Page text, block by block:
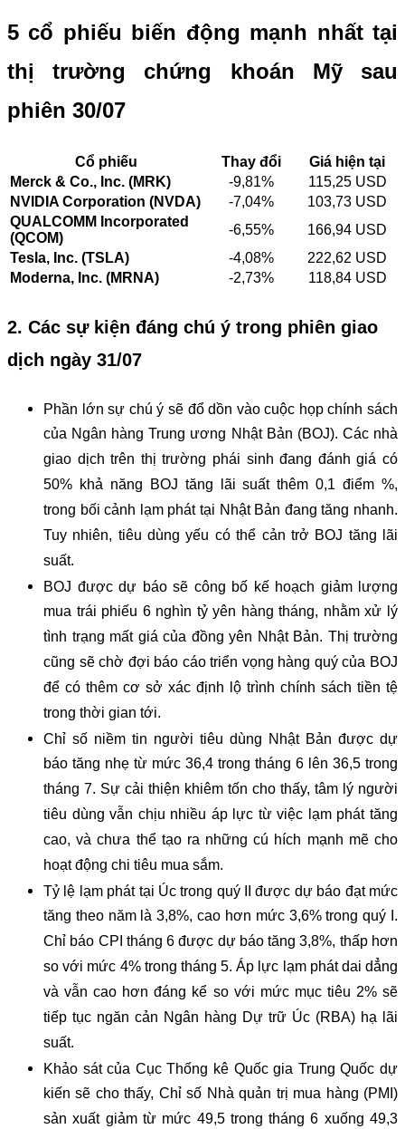
5 cổ phiếu biến động mạnh nhất tại
thị trường chứng khoán Mỹ sau
phiên 30/07
Cổ phiếu Thay đổi
Giá hiện tại
Merck & Co., Inc. (MRK)
-9,81%
115,25 USD
NVIDIA Corporation (NVDA)
-7,04%
103,73 USD
QUALCOMM Incorporated
(QCOM)
-6,55%
166,94 USD
Tesla, Inc. (TSLA)
-4,08%
222,62 USD
Moderna, Inc. (MRNA)
-2,73% 118,84 USD
2. Các sự kiện đáng chú ý trong phiên giao
dịch ngày 31/07
Phần lớn sự chú ý sẽ đổ dồn vào cuộc họp chính sách
của Ngân hàng Trung ương Nhật Bản (BOJ). Các nhà
giao dịch trên thị trường phái sinh đang đánh giá có
50% khả năng BOJ tăng lãi suất thêm 0,1 điểm %,
trong bối cảnh lạm phát tại Nhật Bản đang tăng nhanh.
Tuy nhiên, tiêu dùng yếu có thể cản trở BOJ tăng lãi
suất.
BOJ được dự báo sẽ công bố kế hoạch giảm lượng
mua trái phiếu 6 nghìn tỷ yên hàng tháng, nhằm xử lý
tình trạng mất giá của đồng yên Nhật Bản. Thị trường
cũng sẽ chờ đợi báo cáo triển vọng hàng quý của BOJ
để có thêm cơ sở xác định lộ trình chính sách tiền tệ
trong thời gian tới.
Chỉ số niềm tin người tiêu dùng Nhật Bản được dự
báo tăng nhẹ từ mức 36,4 trong tháng 6 lên 36,5 trong
tháng 7. Sự cải thiện khiêm tốn cho thấy, tâm lý người
tiêu dùng vẫn chịu nhiều áp lực từ việc lạm phát tăng
cao, và chưa thể tạo ra những cú hích mạnh mẽ cho
hoạt động chi tiêu mua sắm.
Tỷ lệ lạm phát tại Úc trong quý II được dự báo đạt mức
tăng theo năm là 3,8%, cao hơn mức 3,6% trong quý I.
Chỉ báo CPI tháng 6 được dự báo tăng 3,8%, thấp hơn
so với mức 4% trong tháng 5. Áp lực lạm phát dai dẳng
và vẫn cao hơn đáng kể so với mức mục tiêu 2% sẽ
tiếp tục ngăn cản Ngân hàng Dự trữ Úc (RBA) hạ lãi
suất.
Khảo sát của Cục Thống kê Quốc gia Trung Quốc dự
kiến sẽ cho thấy, Chỉ số Nhà quản trị mua hàng (PMI)
sản xuất giảm từ mức 49,5 trong tháng 6 xuống 49,3